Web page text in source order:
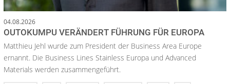
04.08.2026
OUTOKUMPU VERÄNDERT FÜHRUNG FÜR EUROPA
Matthieu Jehl wurde zum President der Business Area Europe
ernannt. Die Business Lines Stainless Europa und Advanced
Materials werden zusammengeführt.